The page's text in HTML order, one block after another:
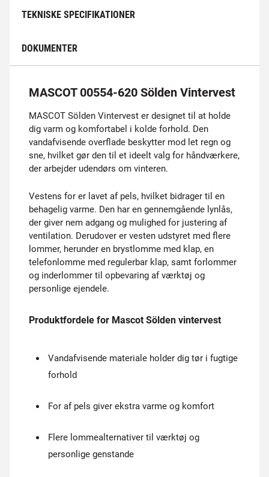
TEKNISKE SPECIFIKATIONER
DOKUMENTER
MASCOT 00554-620 Sölden Vintervest
MASCOT Sölden Vintervest er designet til at holde
dig varm og komfortabel i kolde forhold. Den
vandafvisende overflade beskytter mod let regn og
sne, hvilket gør den til et ideelt valg for håndværkere,
der arbejder udendørs om vinteren.
Vestens for er lavet af pels, hvilket bidrager til en
behagelig varme. Den har en gennemgående lynlås,
der giver nem adgang og mulighed for justering af
ventilation. Derudover er vesten udstyret med flere
lommer, herunder en brystlomme med klap, en
telefonlomme med regulerbar klap, samt forlommer
og inderlommer til opbevaring af værktøj og
personlige ejendele.
Produktfordele for Mascot Sölden vintervest
Vandafvisende materiale holder dig tør i fugtige
forhold
For af pels giver ekstra varme og komfort
Flere lommealternativer til værktøj og
personlige genstande